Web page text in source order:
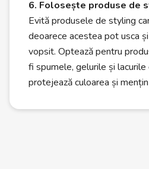
6. Folosește produse de
Evită produsele de styling
deoarece acestea pot usca
vopsit. Optează pentru
fi spumele, gelurile și lacurile
protejează culoarea și